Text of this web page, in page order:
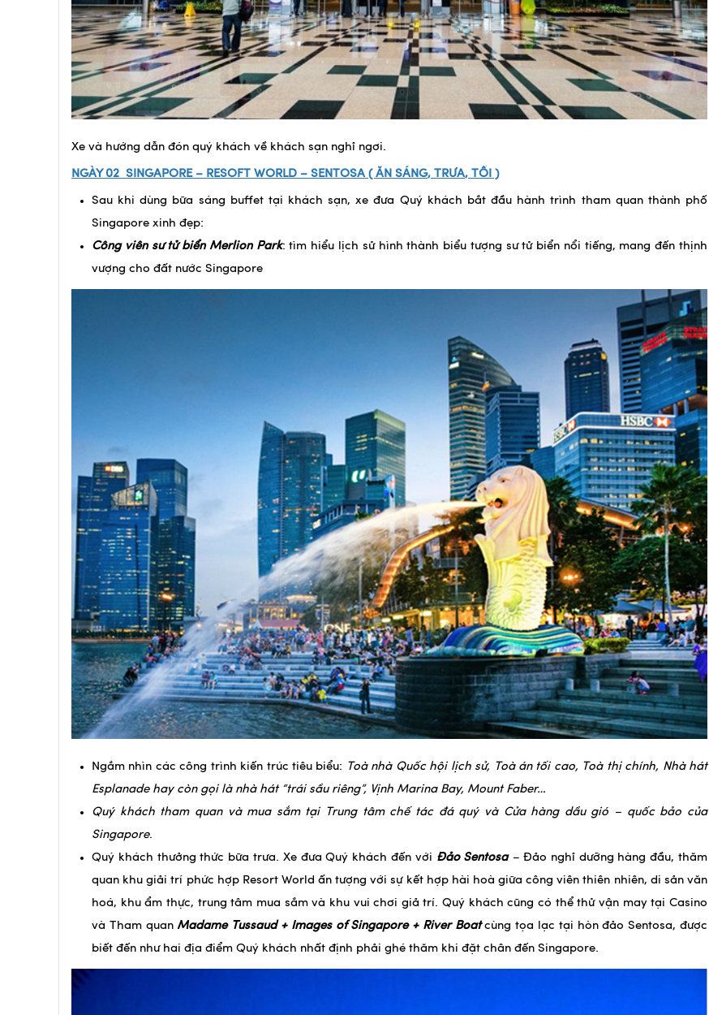
Xe và hướng dẫn đón quý khách về khách sạn nghỉ ngơi.
NGÀY 02 SINGAPORE – RESOFT WORLD – SENTOSA ( ĂN SÁNG, TRƯA, TỐI )
Sau khi dùng bữa sáng buffet tại khách sạn, xe đưa Quý khách bắt đầu hành trình tham quan thành phố
Singapore xinh đẹp:
Công viên sư tử biển Merlion Park: tìm hiểu lịch sử hình thành biểu tượng sư tử biển nổi tiếng, mang đến thịnh
vượng cho đất nước Singapore
Ngắm nhìn các công trình kiến trúc tiêu biểu: Toà nhà Quốc hội lịch sử, Toà án tối cao, Toà thị chính, Nhà hát
Esplanade hay còn gọi là nhà hát “trái sầu riêng”, Vịnh Marina Bay, Mount Faber…
Quý khách tham quan và mua sắm tại Trung tâm chế tác đá quý và Cửa hàng dầu gió – quốc bảo của
Singapore.
Quý khách thưởng thức bữa trưa. Xe đưa Quý khách đến với Đảo Sentosa–Đảo nghỉ dưỡng hàng đầu, thăm
quan khu giải trí phức hợp Resort World ấn tượng với sự kết hợp hài hoà giữa công viên thiên nhiên, di sản văn
hoá, khu ẩm thực, trung tâm mua sắm và khu vui chơi giả trí. Quý khách cũng có thể thử vận may tại Casino
và Tham quanMadame Tussaud + Images of Singapore + River Boatcùng tọa lạc tại hòn đảo Sentosa, được
biết đến như hai địa điểm Quý khách nhất định phải ghé thăm khi đặt chân đến Singapore.